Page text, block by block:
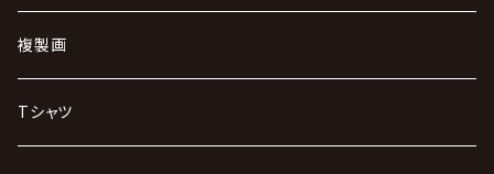
キャンバス
小型
その他
複製画
Tシャツ